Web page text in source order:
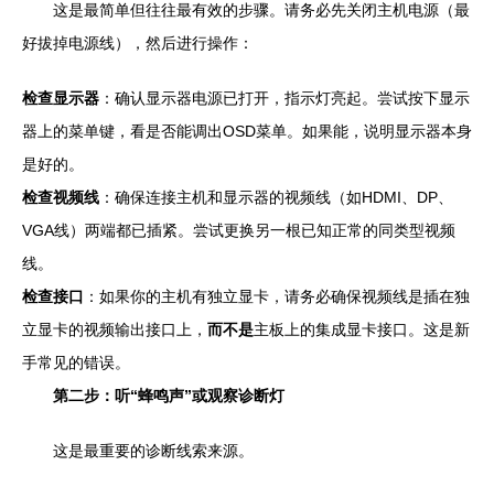
这是最简单但往往最有效的步骤。请务必先关闭主机电源（最
好拔掉电源线），然后进行操作：
检查显示器 ：确认显示器电源已打开，指示灯亮起。尝试按下显示
器上的菜单键，看是否能调出OSD菜单。如果能，说明显示器本身
是好的。
检查视频线 ：确保连接主机和显示器的视频线（如HDMI、DP、
VGA线）两端都已插紧。尝试更换另一根已知正常的同类型视频
线。
检查接口 ：如果你的主机有独立显卡，请务必确保视频线是插在独
立显卡的视频输出接口上， 而不是主板上的集成显卡接口。这是新
手常见的错误。
第二步：听“蜂鸣声”或观察诊断灯
这是最重要的诊断线索来源。